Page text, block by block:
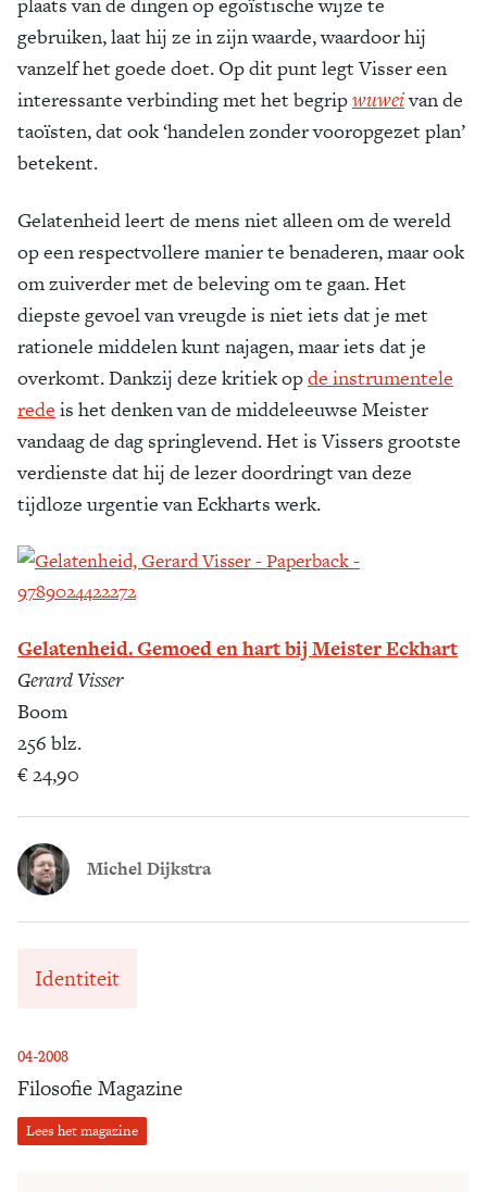
04-2008
Filosofie Magazine
Lees het magazine
gebruiken, laat hij ze in zijn waarde, waardoor hij
vanzelf het goede doet. Op dit punt legt Visser een
interessante verbinding met het begripwuweivan de
taoïsten, dat ook ‘handelen zonder vooropgezet plan’
betekent.
Gelatenheid leert de mens niet alleen om de wereld
op een respectvollere manier te benaderen, maar ook
om zuiverder met de beleving om te gaan. Het
diepste gevoel van vreugde is niet iets dat je met
rationele middelen kunt najagen, maar iets dat je
overkomt. Dankzij deze kritiek opde instrumentele
rede is het denken van de middeleeuwse Meister
vandaag de dag springlevend. Het is Vissers grootste
verdienste dat hij de lezer doordringt van deze
tijdloze urgentie van Eckharts werk.
Gelatenheid. Gemoed en hart bij Meister Eckhart
Gerard Visser
Boom
256 blz.
€ 24,90
Michel Dijkstra
Identiteit